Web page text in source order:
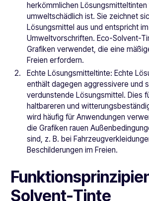
herkömmlichen
umweltschädlich ist. Sie zeichnet
Lösungsmittel aus und entspricht
Umweltvorschriften. Eco-Solvent-
Grafiken verwendet, die eine
Freien erfordern.
Echte Lösungsmitteltinte: Echte
enthält dagegen aggressivere und
verdunstende Lösungsmittel. Dies
haltbareren und
wird häufig für Anwendungen
die Grafiken rauen
sind, z. B. bei
Beschilderungen im Freien.
Solvent-Tinte